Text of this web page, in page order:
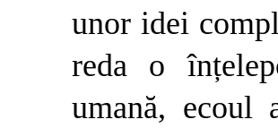
unor idei
reda o
umană, ecoul